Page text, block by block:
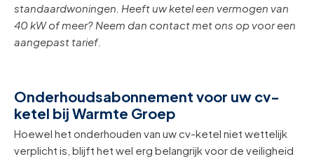
standaardwoningen. Heeft uw ketel een vermogen van
40 kW of meer? Neem dan contact met ons op voor een
aangepast tarief.
Onderhoudsabonnement voor uw cv-
ketel bij Warmte Groep
Hoewel het onderhouden van uw cv-ketel niet wettelijk
verplicht is, blijft het wel erg belangrijk voor de veiligheid